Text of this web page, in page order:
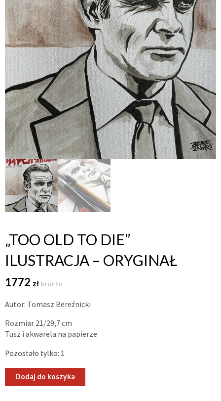
„TOO OLD TO DIE”
ILUSTRACJA – ORYGINAŁ
1772 zł brutto
Autor: Tomasz Bereźnicki
Rozmiar 21/29,7 cm
Tusz i akwarela na papierze
Pozostało tylko: 1
ilość
„Too
Dodaj do koszyka